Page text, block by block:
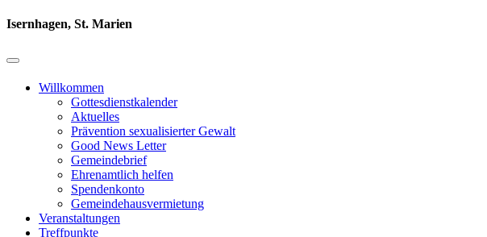
Isernhagen, St. Marien
Willkommen
Gottesdienstkalender
Aktuelles
Prävention sexualisierter Gewalt
Good News Letter
Gemeindebrief
Ehrenamtlich helfen
Spendenkonto
Gemeindehausvermietung
Veranstaltungen
Treffpunkte